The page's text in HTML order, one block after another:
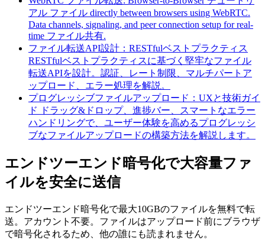
アル ファイル directly between browsers using WebRTC.
Data channels, signaling, and peer connection setup for real-
time ファイル共有.
ファイル転送API設計：RESTfulベストプラクティス
RESTfulベストプラクティスに基づく堅牢なファイル
転送APIを設計。認証、レート制限、マルチパートア
ップロード、エラー処理を解説。
プログレッシブファイルアップロード：UXと技術ガイ
ド
ドラッグ&ドロップ、進捗バー、スマートなエラー
ハンドリングで、ユーザー体験を高めるプログレッシ
ブなファイルアップロードの構築方法を解説します。
エンドツーエンド暗号化で大容量ファ
イルを安全に送信
エンドツーエンド暗号化で最大10GBのファイルを無料で転
送。アカウント不要。ファイルはアップロード前にブラウザ
で暗号化されるため、他の誰にも読まれません。